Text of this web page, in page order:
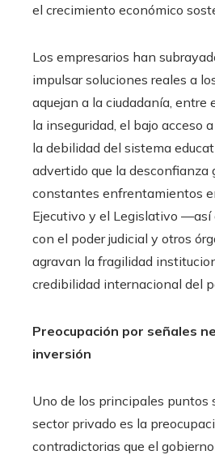
el crecimiento económico
Los empresarios han
impulsar soluciones reales a
aquejan a la ciudadanía, entre
la inseguridad, el bajo acceso
la debilidad del sistema
advertido que la desconfianza
constantes enfrentamientos
Ejecutivo y el Legislativo —así
con el poder judicial y otros
agravan la fragilidad
credibilidad internacional del
Preocupación por señales
inversión
Uno de los principales puntos
sector privado es la
contradictorias que el